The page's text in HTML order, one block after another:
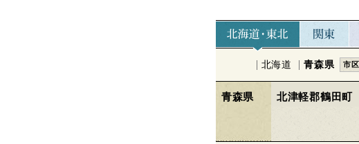
北海道 青森県 市
青森県 北津軽郡鶴田町